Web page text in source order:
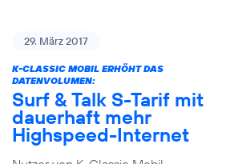
29. März 2017
K-CLASSIC MOBIL ERHÖHT DAS
DATENVOLUMEN:
Surf & Talk S-Tarif mit
dauerhaft mehr
Highspeed-Internet